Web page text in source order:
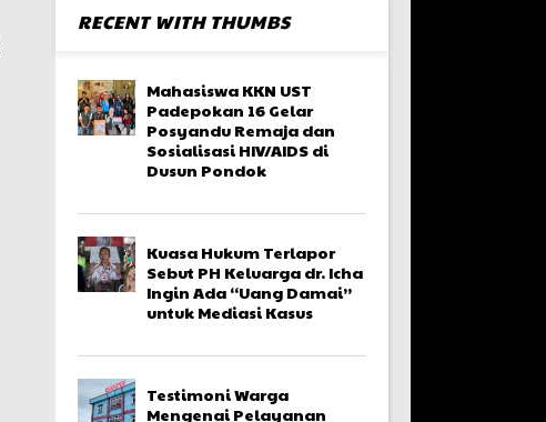
RECENT WITH THUMBS
Mahasiswa KKN UST
Padepokan 16 Gelar
Posyandu Remaja dan
Sosialisasi HIV/AIDS di
Dusun Pondok
Kuasa Hukum Terlapor
Sebut PH Keluarga dr. Icha
Ingin Ada “Uang Damai”
untuk Mediasi Kasus
Testimoni Warga
Mengenai Pelayanan